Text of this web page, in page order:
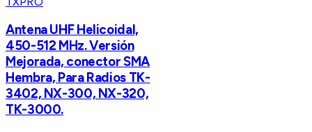
Antena UHF Helicoidal,
450-512 MHz. Versión
Mejorada, conector SMA
Hembra, Para Radios TK-
3402, NX-300, NX-320,
TK-3000.